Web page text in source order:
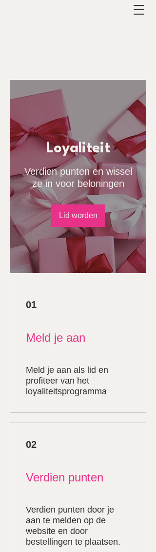
Loyaliteit
Verdien punten en wissel
ze in voor beloningen
Lid worden
01
Meld je aan
Meld je aan als lid en
profiteer van het
loyaliteitsprogramma
02
Verdien punten
Verdien punten door je
aan te melden op de
website en door
bestellingen te plaatsen.